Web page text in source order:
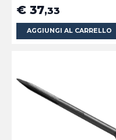
€ 37,33
AGGIUNGI AL CARRELLO